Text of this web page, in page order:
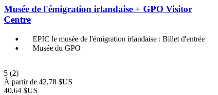
Musée de l'émigration irlandaise + GPO Visitor
Centre
EPIC le musée de l'émigration irlandaise : Billet d'entrée
Musée du GPO
5 (2)
À partir de 42,78 $US
40,64 $US